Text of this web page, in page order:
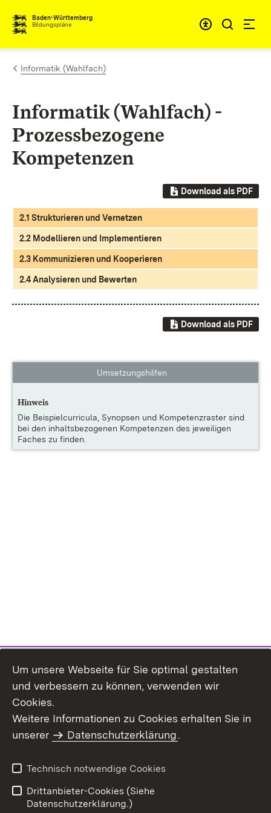
Zum Inhalt springen
Baden-Württemberg
Bildungspläne
Informatik (Wahlfach)
Informatik (Wahlfach) -
Prozessbezogene
Kompetenzen
Download als PDF
2.1 Strukturieren und Vernetzen
2.2 Modellieren und Implementieren
2.3 Kommunizieren und Kooperieren
2.4 Analysieren und Bewerten
Download als PDF
Umsetzungshilfen
Hinweis
Die Beispielcurricula, Synopsen und Kompetenzraster sind
bei den inhaltsbezogenen Kompetenzen des jeweiligen
Faches zu finden.
Um unsere Webseite für Sie optimal gestalten
und verbessern zu können, verwenden wir
Cookies.
Weitere Informationen zu Cookies erhalten Sie in
unserer
Datenschutzerklärung.
Technisch notwendige Cookies
Drittanbieter-Cookies (Siehe
Datenschutzerklärung.)